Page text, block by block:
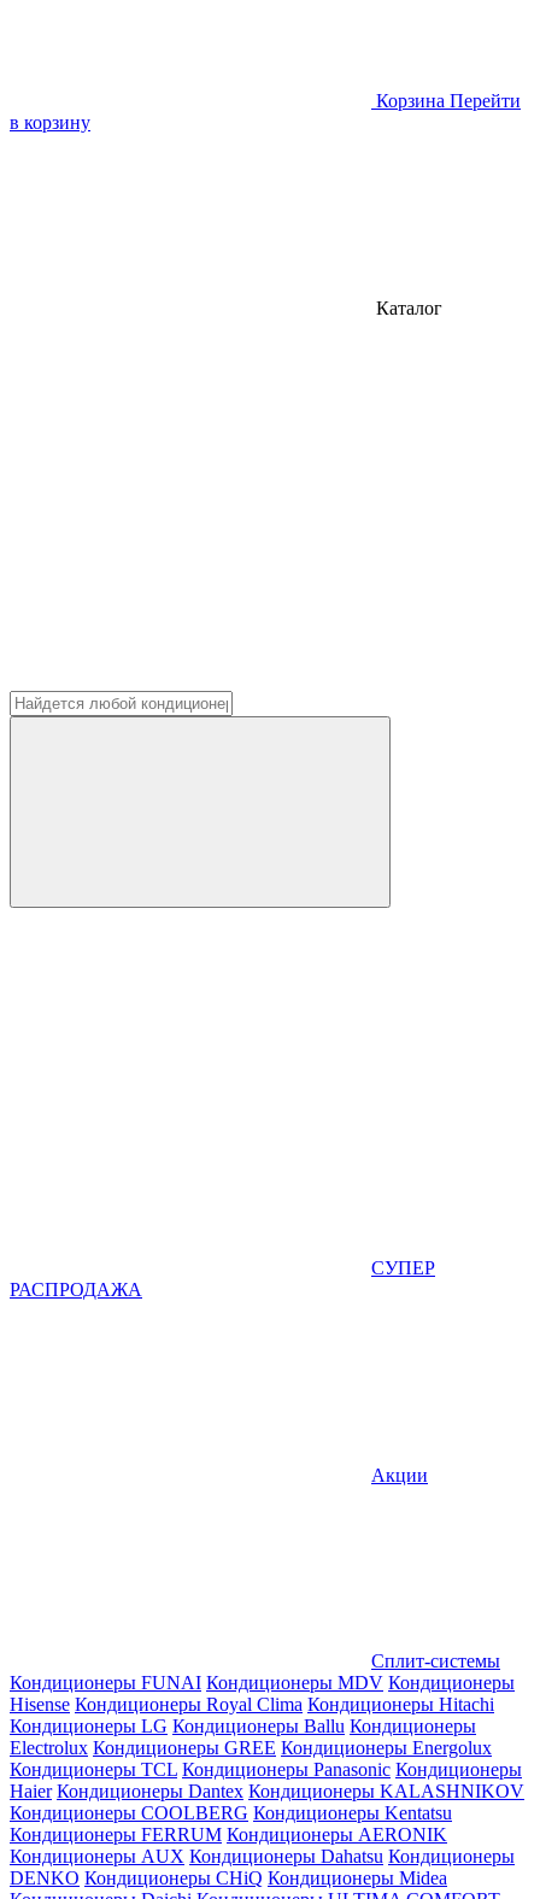
Корзина Перейти
в корзину
Каталог
СУПЕР
РАСПРОДАЖА
Акции
Сплит-системы
Кондиционеры FUNAI Кондиционеры MDV Кондиционеры
Hisense Кондиционеры Royal Clima Кондиционеры Hitachi
Кондиционеры LG Кондиционеры Ballu Кондиционеры
Electrolux Кондиционеры GREE Кондиционеры Energolux
Кондиционеры TCL Кондиционеры Panasonic Кондиционеры
Haier Кондиционеры Dantex Кондиционеры KALASHNIKOV
Кондиционеры СOOLBERG Кондиционеры Kentatsu
Кондиционеры FERRUM Кондиционеры AERONIK
Кондиционеры AUX Кондиционеры Dahatsu Кондиционеры
DENKO Кондиционеры CHiQ Кондиционеры Midea